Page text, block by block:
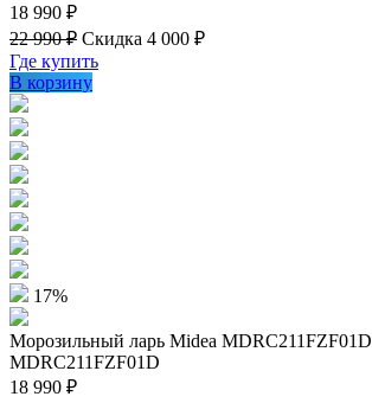
18 990 ₽
22 990 ₽ Скидка 4 000 ₽
Где купить
В корзину
17%
Морозильный ларь Midea MDRC211FZF01D
MDRC211FZF01D
18 990 ₽